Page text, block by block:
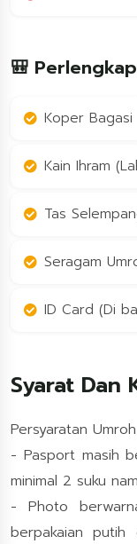
🎒
Koper Bagasi
Kain Ihram
Tas
Seragam
ID Card (Di
Syarat Dan
Persyaratan Umroh
- Pasport masih
minimal 2 suku
- Photo
berpakaian